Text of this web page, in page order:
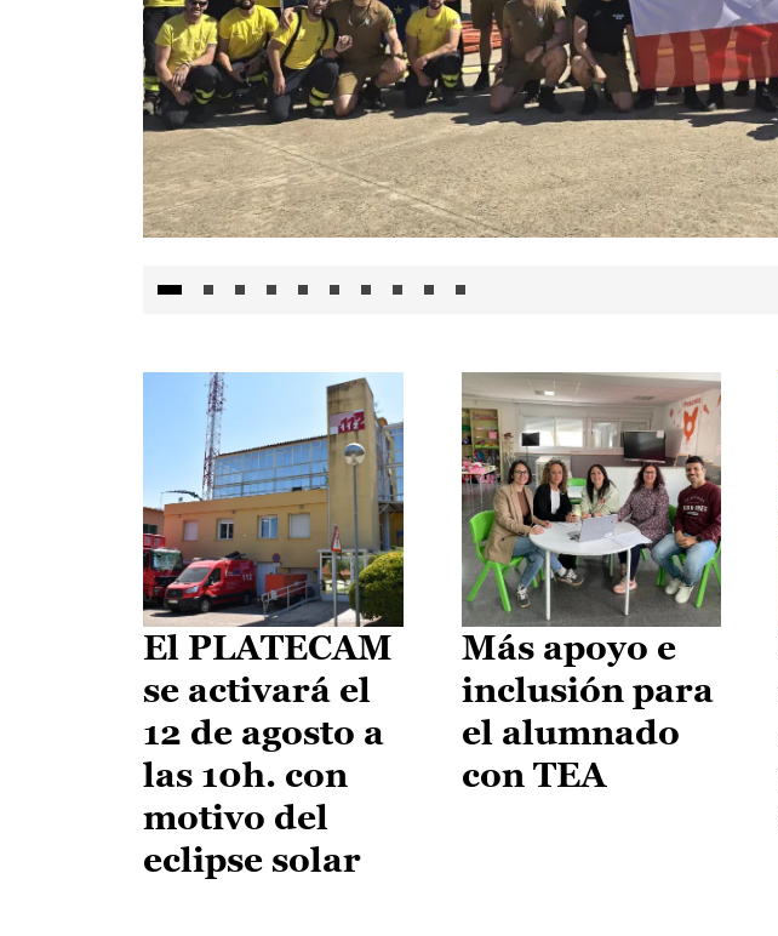
El PLATECAM
se activará el
12 de agosto a
las 10h. con
motivo del
eclipse solar
Más apoyo e
inclusión para
el alumnado
con TEA